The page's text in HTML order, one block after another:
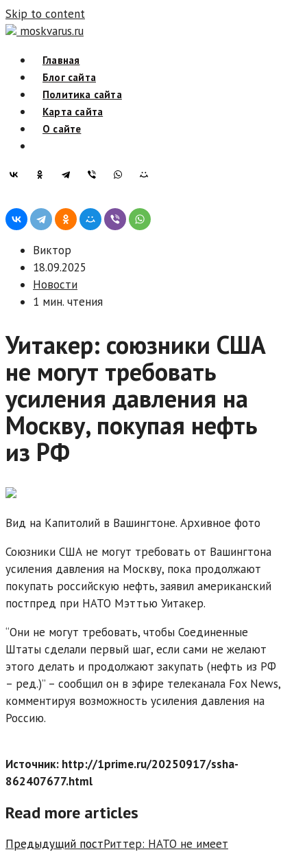
Skip to content
moskvarus.ru
Главная
Блог сайта
Политика сайта
Карта сайта
О сайте
Виктор
18.09.2025
Новости
1 мин. чтения
Уитакер: союзники США
не могут требовать
усиления давления на
Москву, покупая нефть
из РФ
Вид на Капитолий в Вашингтоне. Архивное фото
Союзники США не могут требовать от Вашингтона
усиления давления на Москву, пока продолжают
покупать российскую нефть, заявил американский
постпред при НАТО Мэттью Уитакер.
“Они не могут требовать, чтобы Соединенные
Штаты сделали первый шаг, если сами не желают
этого делать и продолжают закупать (нефть из РФ
– ред.)” – сообщил он в эфире телеканала Fox News,
комментируя возможность усиления давления на
Россию.
Источник: http://1prime.ru/20250917/ssha-
862407677.html
Read more articles
Предыдущий постРиттер: НАТО не имеет